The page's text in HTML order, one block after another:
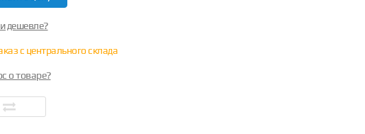
дешевле?
с центрального склада
о товаре?